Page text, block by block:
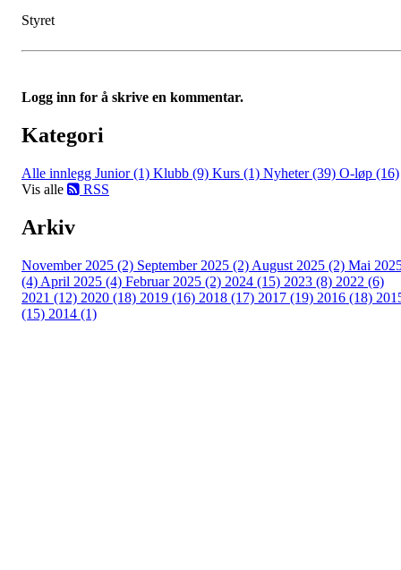
Styret
Logg inn for å skrive en kommentar.
Kategori
Alle innlegg Junior (1) Klubb (9) Kurs (1) Nyheter (39) O-løp (16)
Vis alle
RSS
Arkiv
November 2025 (2) September 2025 (2) August 2025 (2) Mai
(4) April 2025 (4) Februar 2025 (2) 2024 (15) 2023 (8) 2022 (6)
2021 (12) 2020 (18) 2019 (16) 2018 (17) 2017 (19) 2016 (18)
(15) 2014 (1)